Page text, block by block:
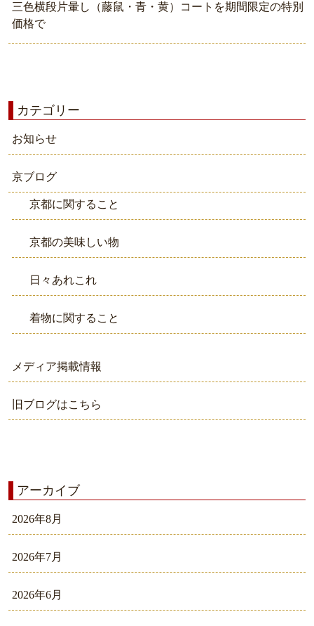
三色横段片暈し（藤鼠・青・黄）コートを期間限定の特別
価格で
カテゴリー
お知らせ
京ブログ
京都に関すること
京都の美味しい物
日々あれこれ
着物に関すること
メディア掲載情報
旧ブログはこちら
アーカイブ
2026年8月
2026年7月
2026年6月